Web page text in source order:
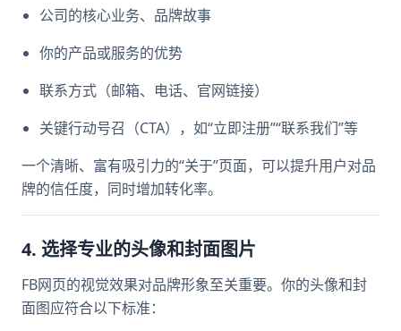
公司的核心业务、品牌故事
你的产品或服务的优势
联系方式（邮箱、电话、官网链接）
关键行动号召（CTA），如“立即注册”“联系我们”等
一个清晰、富有吸引力的“关于”页面，可以提升用户对品
牌的信任度，同时增加转化率。
4. 选择专业的头像和封面图片
FB网页的视觉效果对品牌形象至关重要。你的头像和封
面图应符合以下标准：